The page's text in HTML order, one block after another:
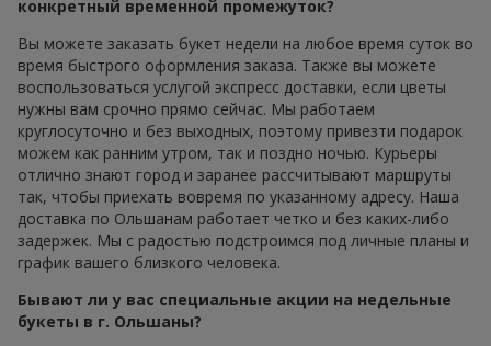
конкретный временной промежуток?
Вы можете заказать букет недели на любое время суток во
время быстрого оформления заказа. Также вы можете
воспользоваться услугой экспресс доставки, если цветы
нужны вам срочно прямо сейчас. Мы работаем
круглосуточно и без выходных, поэтому привезти подарок
можем как ранним утром, так и поздно ночью. Курьеры
отлично знают город и заранее рассчитывают маршруты
так, чтобы приехать вовремя по указанному адресу. Наша
доставка по Ольшанам работает четко и без каких-либо
задержек. Мы с радостью подстроимся под личные планы и
график вашего близкого человека.
Бывают ли у вас специальные акции на недельные
букеты в г. Ольшаны?